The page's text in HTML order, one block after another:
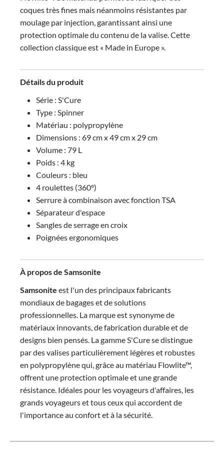
coques très fines mais néanmoins résistantes par
moulage par injection, garantissant ainsi une
protection optimale du contenu de la valise. Cette
collection classique est « Made in Europe ».
Détails du produit
Série : S'Cure
Type : Spinner
Matériau : polypropylène
Dimensions : 69 cm x 49 cm x 29 cm
Volume : 79 L
Poids : 4 kg
Couleurs : bleu
4 roulettes (360°)
Serrure à combinaison avec fonction TSA
Séparateur d'espace
Sangles de serrage en croix
Poignées ergonomiques
À propos de Samsonite
Samsonite est l'un des principaux fabricants
mondiaux de bagages et de solutions
professionnelles. La marque est synonyme de
matériaux innovants, de fabrication durable et de
designs bien pensés. La gamme S'Cure se distingue
par des valises particulièrement légères et robustes
en polypropylène qui, grâce au matériau Flowlite™,
offrent une protection optimale et une grande
résistance. Idéales pour les voyageurs d'affaires, les
grands voyageurs et tous ceux qui accordent de
l'importance au confort et à la sécurité.